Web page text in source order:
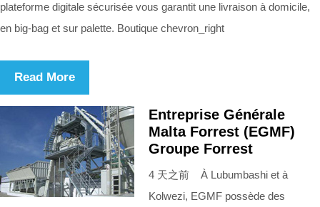
plateforme digitale sécurisée vous garantit une livraison à domicile,
en big-bag et sur palette. Boutique chevron_right
Read More
Entreprise Générale
Malta Forrest (EGMF)
Groupe Forrest
4 天之前 À Lubumbashi et à
Kolwezi, EGMF possède des